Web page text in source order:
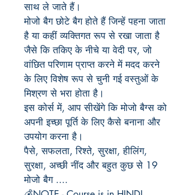
साथ ले जाते हैं।
मोजो बैग छोटे बैग होते हैं जिन्हें पहना जाता
है या कहीं व्यक्तिगत रूप से रखा जाता है
जैसे कि तकिए के नीचे या वेदी पर,जो
वांछित परिणाम प्राप्त करने में मदद करने
के लिए विशेष रूप से चुनी गई वस्तुओं के
मिश्रण से भरा होता है।
इस कोर्स में, आप सीखेंगे कि मोजो बैग्स को
अपनी इच्छा पूर्ति के लिए कैसे बनाना और
उपयोग करना है।
पैसे,सफलता,रिश्ते,सुरक्षा,हीलिंग,
सुरक्षा, अच्छी नींद और बहुत कुछ से 19
मोजो बैग....